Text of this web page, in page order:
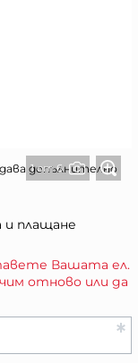
1 от 6
допълнително
и плащане
Вашата ел.
отново или да